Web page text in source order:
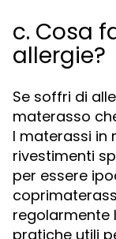
c. Cosa
allergie?
Se soffri di
materasso
I materassi in
rivestimenti
per essere
regolarmente
pratiche utili